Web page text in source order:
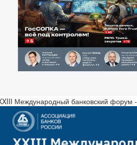
Международный банковский форум -